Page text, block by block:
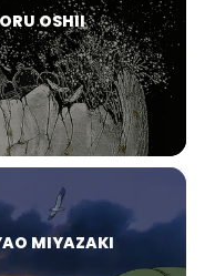
OSHII
MIYAZAKI